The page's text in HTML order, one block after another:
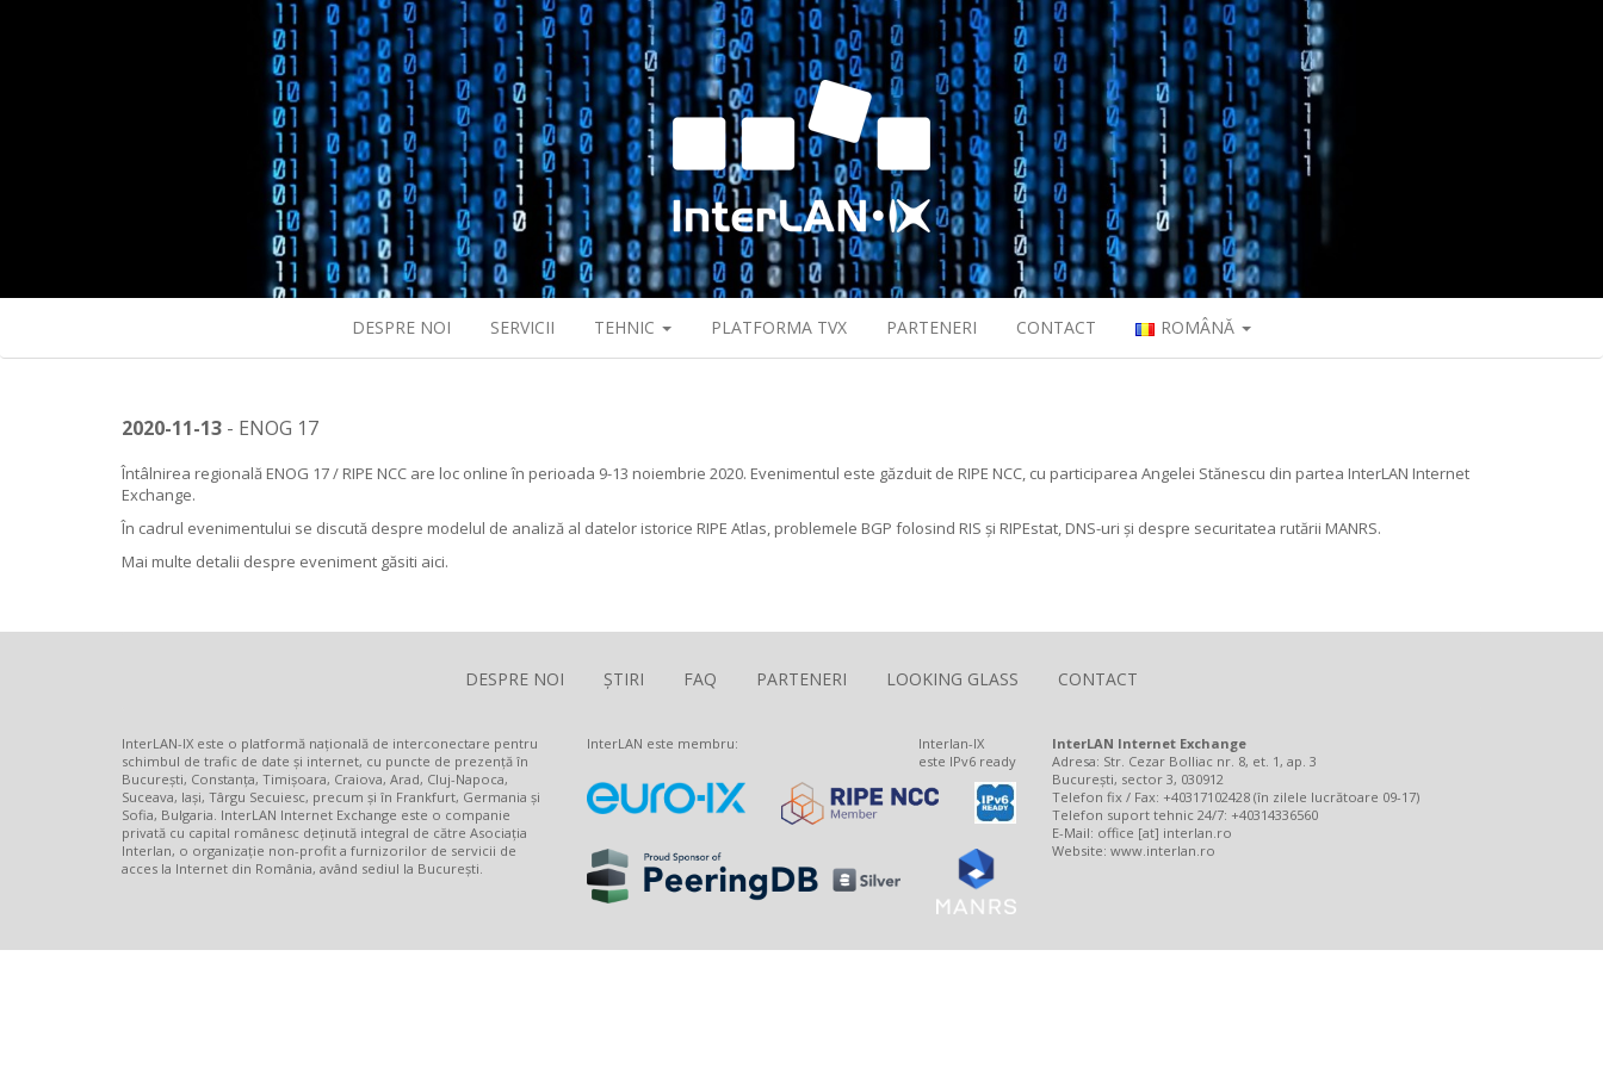
The Largest Romanian Interconnection Platform
DESPRE NOI SERVICII TEHNIC PLATFORMA TVX PARTENERI CONTACT ROMÂNĂ
2020-11-13 - ENOG 17
Întâlnirea regională ENOG 17 / RIPE NCC are loc online în perioada 9-13 noiembrie 2020. Evenimentul este găzduit de RIPE NCC, cu participarea Angelei Stănescu din partea InterLAN Internet
Exchange.
În cadrul evenimentului se discută despre modelul de analiză al datelor istorice RIPE Atlas, problemele BGP folosind RIS și RIPEstat, DNS-uri și despre securitatea rutării MANRS.
Mai multe detalii despre eveniment găsiti aici.
DESPRE NOI ȘTIRI FAQ PARTENERI LOOKING GLASS CONTACT
InterLAN-IX este o platformă națională de interconectare pentru
schimbul de trafic de date și internet, cu puncte de prezență în
București, Constanța, Timișoara, Craiova, Arad, Cluj-Napoca,
Suceava, Iași, Târgu Secuiesc, precum și în Frankfurt, Germania și
Sofia, Bulgaria. InterLAN Internet Exchange este o companie
privată cu capital românesc deținută integral de către Asociația
Interlan, o organizație non-profit a furnizorilor de servicii de
acces la Internet din România, având sediul la București.
InterLAN este membru:
Interlan-IX
este IPv6 ready
InterLAN Internet Exchange
Adresa: Str. Cezar Bolliac nr. 8, et. 1, ap. 3
București, sector 3, 030912
Telefon fix / Fax: +40317102428 (în zilele lucrătoare 09-17)
Telefon suport tehnic 24/7: +40314336560
E-Mail: office [at] interlan.ro
Website: www.interlan.ro